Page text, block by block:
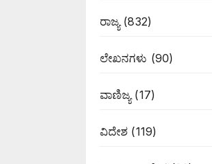
ರಾಜ್ಯ(832)
ಲೇಖನಗಳು (90)
ವಾಣಿಜ್ಯ(17)
ವಿದೇಶ (119)